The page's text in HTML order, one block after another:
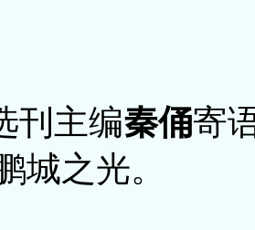
刊主编秦俑寄
城之光。